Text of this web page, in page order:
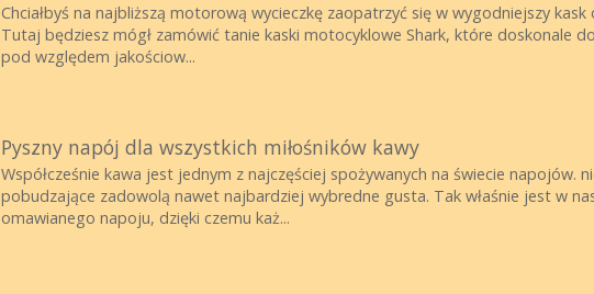
Chciałbyś na najbliższą motorową wycieczkę zaopatrzyć się w wygodniejszy
Tutaj będziesz mógł zamówić tanie kaski motocyklowe Shark, które doskonale
pod względem jakościow...
Pyszny napój dla wszystkich miłośników kawy
Współcześnie kawa jest jednym z najczęściej spożywanych na świecie napojów.
pobudzające zadowolą nawet najbardziej wybredne gusta. Tak właśnie jest w
omawianego napoju, dzięki czemu każ...